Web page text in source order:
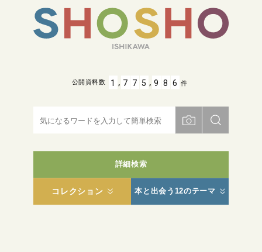
詳細検索
コレクション 本と出会う12のテーマ
公開資料数 1 , 7 7 5 , 9 8 6 件